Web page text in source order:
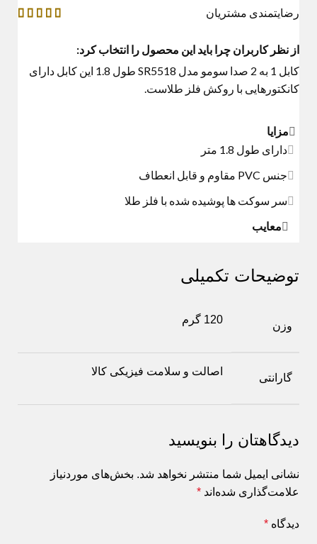
رضایتمندی مشتریان
از نظر کاربران چرا باید این محصول را انتخاب کرد:
کابل 1 به 2
صدا
سومو مدل SR5518 طول 1.8 این کابل دارای
کانکتورهایی با روکش فلز طلاست.
مزایا
دارای طول 1.8 متر
جنس PVC مقاوم و قابل انعطاف
سر سوکت ها پوشیده شده با فلز طلا
معایب
توضیحات تکمیلی
وزن
120 گرم
گارانتی
اصالت و سلامت فیزیکی کالا
دیدگاهتان را بنویسید
نشانی ایمیل شما منتشر نخواهد شد. بخش‌های موردنیاز
علامت‌گذاری شده‌اند *
دیدگاه *